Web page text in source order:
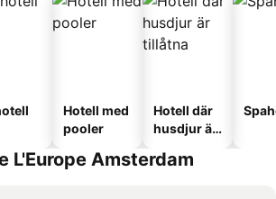
Hotell med
pooler
Hotell där
husdjur är
L'Europe Amsterdam